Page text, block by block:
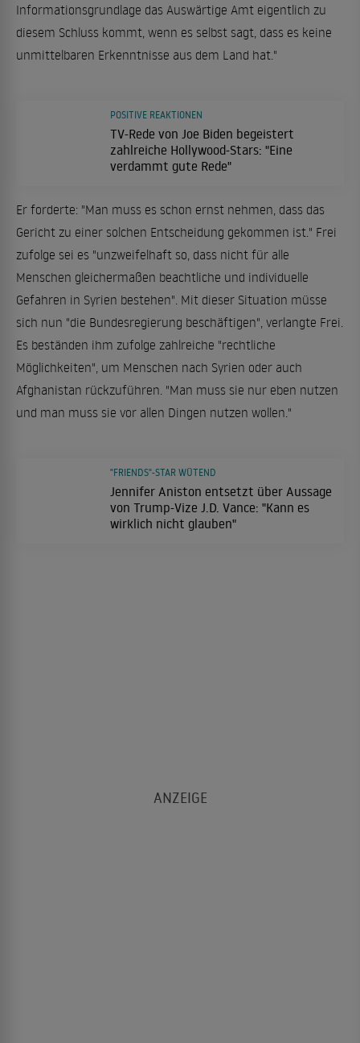
Informationsgrundlage das Auswärtige Amt eigentlich zu
diesem Schluss kommt, wenn es selbst sagt, dass es keine
unmittelbaren Erkenntnisse aus dem Land hat."
TV-Rede von Joe Biden begeistert
zahlreiche Hollywood-Stars: "Eine
verdammt gute Rede"
POSITIVE REAKTIONEN
Er forderte: "Man muss es schon ernst nehmen, dass das
Gericht zu einer solchen Entscheidung gekommen ist." Frei
zufolge sei es "unzweifelhaft so, dass nicht für alle
Menschen gleichermaßen beachtliche und individuelle
Gefahren in Syrien bestehen". Mit dieser Situation müsse
sich nun "die Bundesregierung beschäftigen", verlangte Frei.
Es beständen ihm zufolge zahlreiche "rechtliche
Möglichkeiten", um Menschen nach Syrien oder auch
Afghanistan rückzuführen. "Man muss sie nur eben nutzen
und man muss sie vor allen Dingen nutzen wollen."
Jennifer Aniston entsetzt über Aussage
von Trump-Vize J.D. Vance: "Kann es
wirklich nicht glauben"
"FRIENDS"-STAR WÜTEND